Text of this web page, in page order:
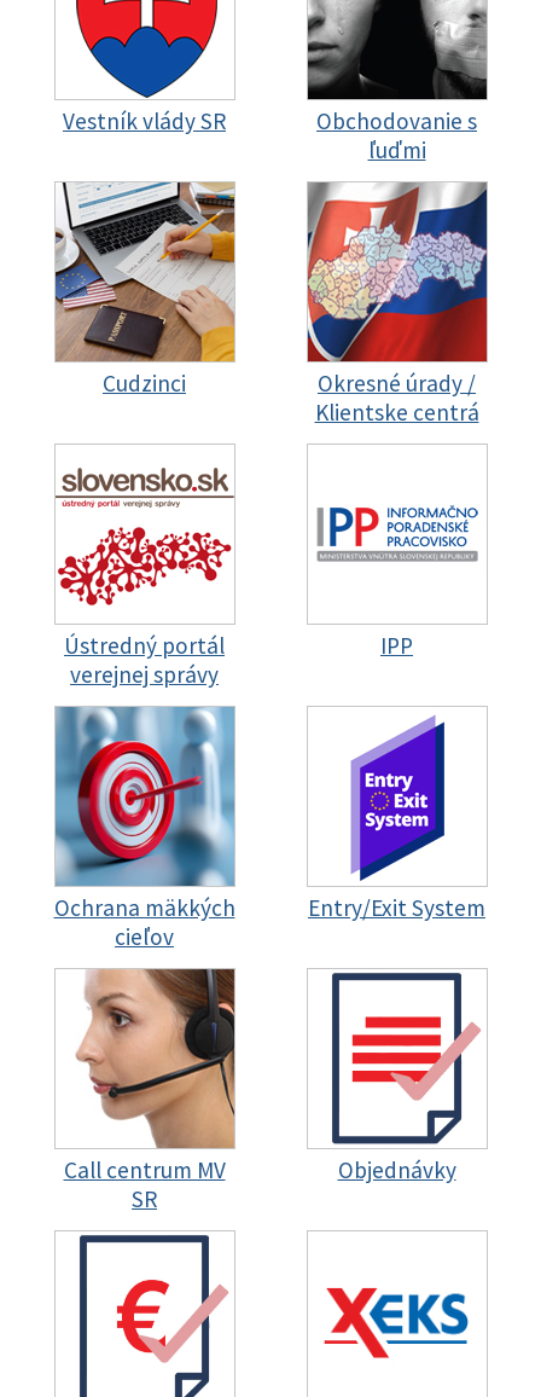
Vestník vlády SR
Obchodovanie s
ľuďmi
Cudzinci
Okresné úrady /
Klientske centrá
Ústredný portál
verejnej správy
IPP
Ochrana mäkkých
cieľov
Entry/Exit System
Call centrum MV
SR
Objednávky